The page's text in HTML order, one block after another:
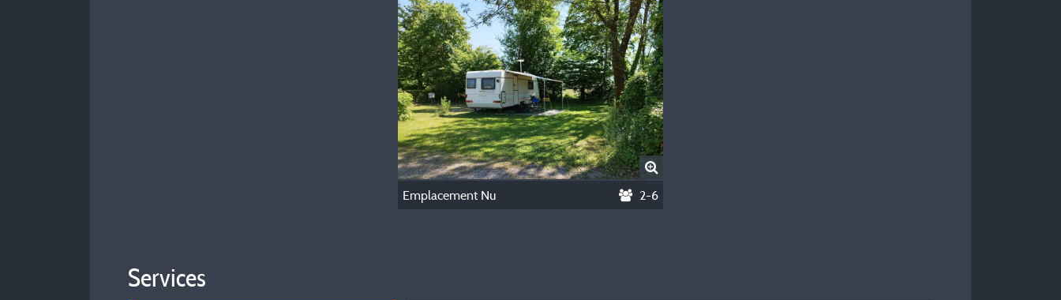
Emplacement Nu 2-6
Services